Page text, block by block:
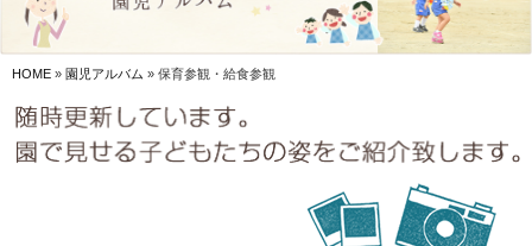
HOME » 園児アルバム » 保育参観・給食参観
食事について
オリジナル保育
年間行事